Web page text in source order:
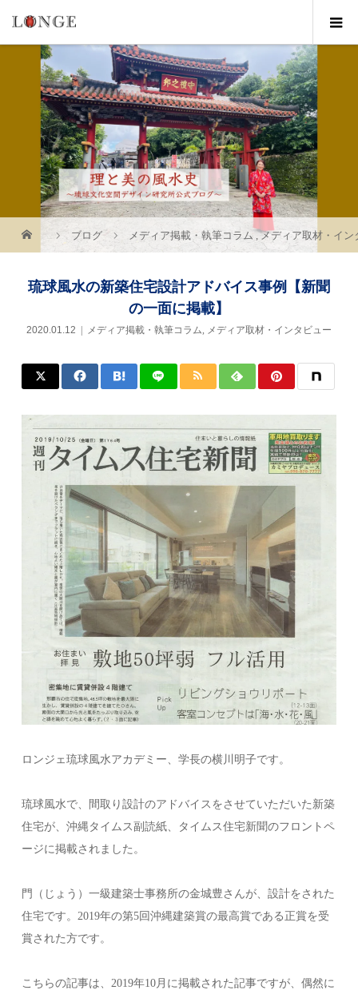
ブログ メディア掲載・執筆コラム ,メディア取材・イン
琉球風水の新築住宅設計アドバイス事例【新聞
の一面に掲載】
2020.01.12 メディア掲載・執筆コラム, メディア取材・インタビュー
ロンジェ琉球風水アカデミー、学長の横川明子です。
琉球風水で、間取り設計のアドバイスをさせていただいた新築
住宅が、沖縄タイムス副読紙、タイムス住宅新聞のフロントペ
ージに掲載されました。
門（じょう）一級建築士事務所の金城豊さんが、設計をされた
住宅です。2019年の第5回沖縄建築賞の最高賞である正賞を受
賞された方です。
こちらの記事は、2019年10月に掲載された記事ですが、偶然に